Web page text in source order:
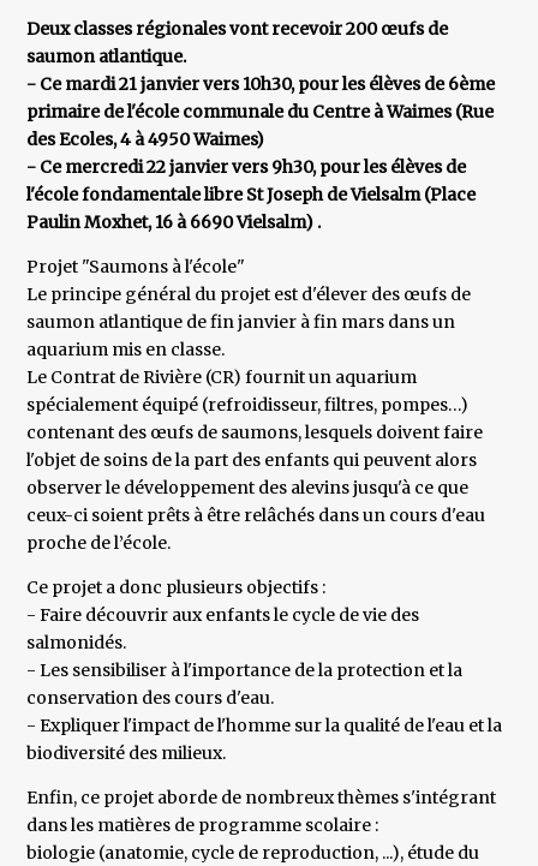
Deux classes régionales vont recevoir 200 œufs de
saumon atlantique.
- Ce mardi 21 janvier vers 10h30, pour les élèves de 6ème
primaire de l'école communale du Centre à Waimes (Rue
des Ecoles, 4 à 4950 Waimes)
- Ce mercredi 22 janvier vers 9h30, pour les élèves de
l'école fondamentale libre St Joseph de Vielsalm (Place
Paulin Moxhet, 16 à 6690 Vielsalm) .
Projet "Saumons à l'école"
Le principe général du projet est d'élever des œufs de
saumon atlantique de fin janvier à fin mars dans un
aquarium mis en classe.
Le Contrat de Rivière (CR) fournit un aquarium
spécialement équipé (refroidisseur, filtres, pompes…)
contenant des œufs de saumons, lesquels doivent faire
l'objet de soins de la part des enfants qui peuvent alors
observer le développement des alevins jusqu'à ce que
ceux-ci soient prêts à être relâchés dans un cours d'eau
proche de l’école.
Ce projet a donc plusieurs objectifs :
- Faire découvrir aux enfants le cycle de vie des
salmonidés.
- Les sensibiliser à l'importance de la protection et la
conservation des cours d'eau.
- Expliquer l'impact de l'homme sur la qualité de l'eau et la
biodiversité des milieux.
Enfin, ce projet aborde de nombreux thèmes s'intégrant
dans les matières de programme scolaire :
biologie (anatomie, cycle de reproduction, ...), étude du